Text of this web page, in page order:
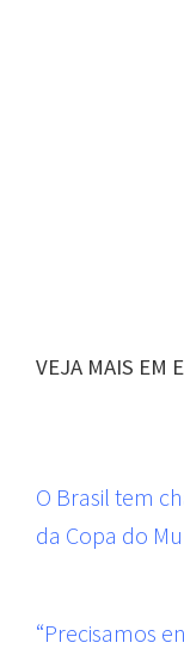
VEJA MAIS EM
O Brasil tem
da Copa do
“Precisamos